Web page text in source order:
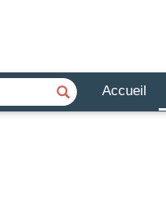
Accueil